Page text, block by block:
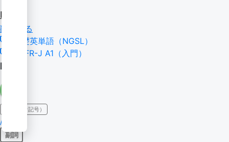
back
翻訳する
基礎英単語（NGSL）
CEFR-J A1（入門）
back
IPA（発音記号）
/bæk/
副詞